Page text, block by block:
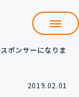
ポンサーになりまし
2019.02.01